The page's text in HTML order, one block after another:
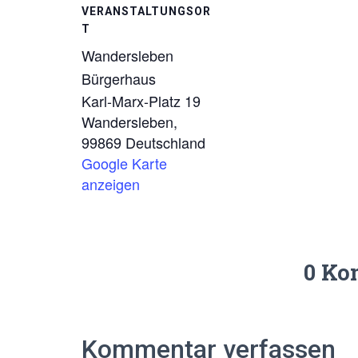
VERANSTALTUNGSOR
T
Wandersleben
Bürgerhaus
Karl-Marx-Platz 19
Wandersleben,
99869 Deutschland
Google Karte
anzeigen
0
Kommentar verfassen